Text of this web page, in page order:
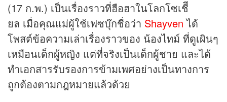
(17 ก.พ.) เป็นเรื่องราวที่ฮือฮาในโลกโซเชีี
ยล เมื่อคุณแม่ผู้ใช้เฟซบุ๊กชื่อว่า Shayvenได้
โพสต์ข้อความเล่าเรื่องราวของ น้องไทม์ ที่ดูเผินๆ
เหมือนเด็กผู้หญิง แต่ที่จริงเป็นเด็กผู้ชาย และได้
ทำเอกสารรับรองการข้ามเพศอย่างเป็นทางการ
ถูกต้องตามกฎหมายแล้วด้วย